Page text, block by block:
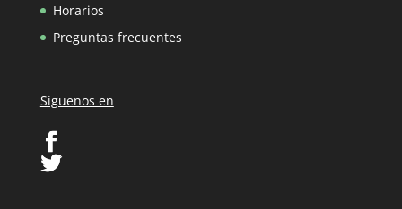
Horarios
Preguntas frecuentes
Siguenos en